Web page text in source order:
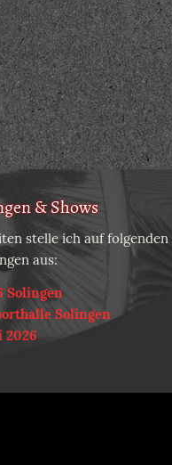
& Shows
stelle ich auf folgenden
aus:
Solingen
Solingen
2026